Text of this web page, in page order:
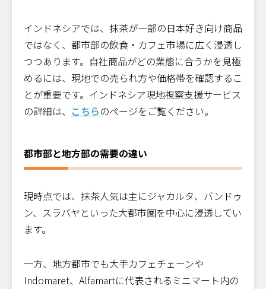
インドネシアでは、抹茶が一部の日本好き向け商品
ではなく、都市部の飲食・カフェ市場に広く浸透し
つつあります。自社商品がどの業態に合うかを見極
めるには、現地での売られ方や価格帯を確認するこ
とが重要です。インドネシア現地視察支援サービス
の詳細は、 こちらのページをご覧ください。
都市部と地方部の需要の違い
現時点では、抹茶人気は主にジャカルタ、バンドゥ
ン、スラバヤといった大都市圏を中心に浸透してい
ます。
一方、地方都市でも大手カフェチェーンや
Indomaret、Alfamartに代表されるミニマート内の